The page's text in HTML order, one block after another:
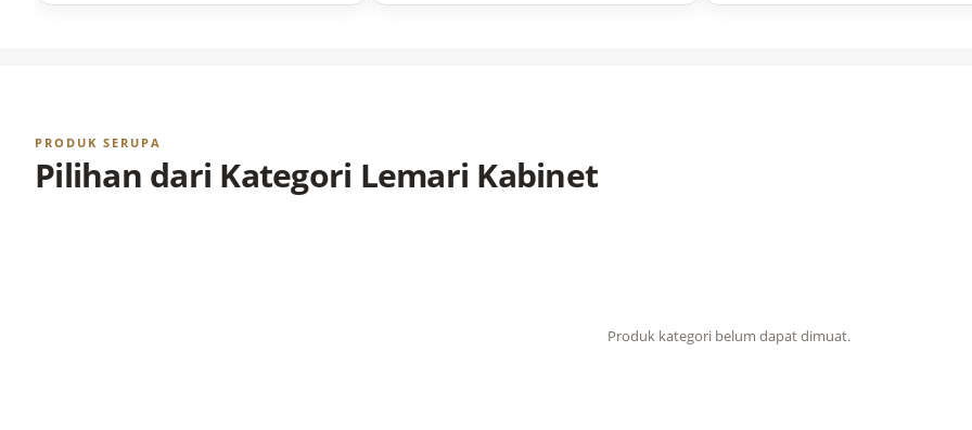
PRODUK SERUPA
Pilihan dari Kategori Lemari Kabinet
Produk kategori belum dapat dimuat.